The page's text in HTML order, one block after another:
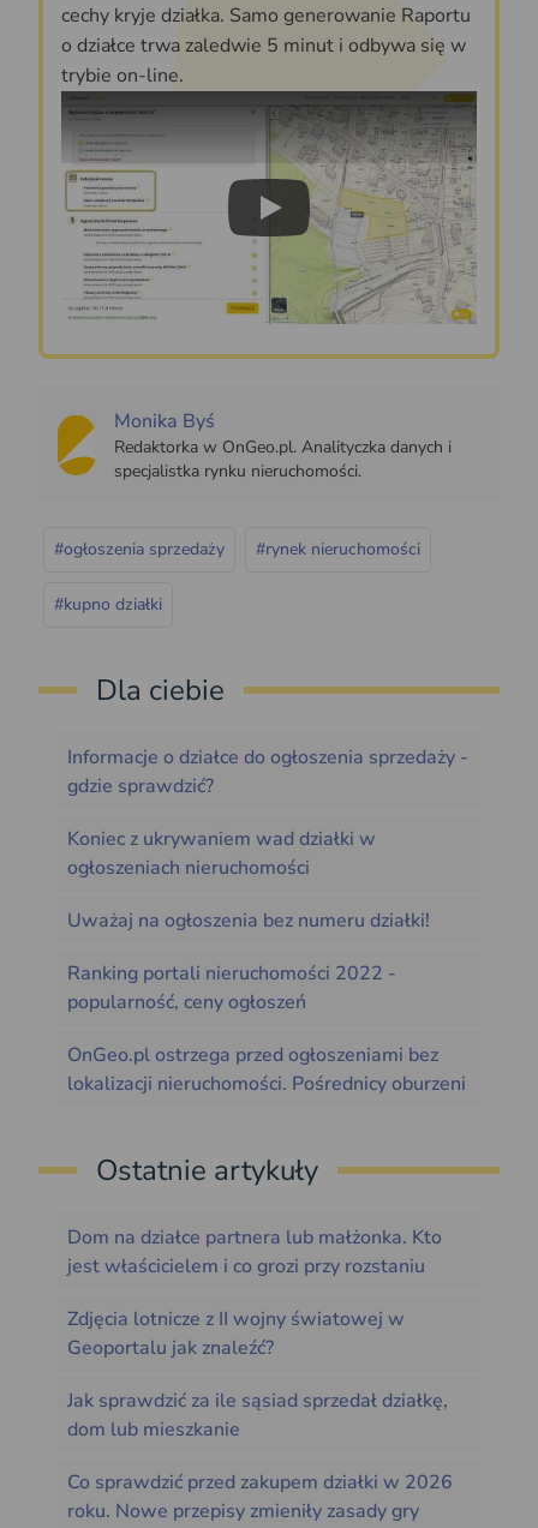
cechy kryje działka. Samo generowanie Raportu
o działce trwa zaledwie 5 minut i odbywa się w
trybie on-line.
Play
Monika Byś
Redaktorka w OnGeo.pl. Analityczka danych i
specjalistka rynku nieruchomości.
#ogłoszenia sprzedaży #rynek nieruchomości
#kupno działki
Dla ciebie
Informacje o działce do ogłoszenia sprzedaży -
gdzie sprawdzić?
Koniec z ukrywaniem wad działki w
ogłoszeniach nieruchomości
Uważaj na ogłoszenia bez numeru działki!
Ranking portali nieruchomości 2022 -
popularność, ceny ogłoszeń
OnGeo.pl ostrzega przed ogłoszeniami bez
lokalizacji nieruchomości. Pośrednicy oburzeni
Ostatnie artykuły
Dom na działce partnera lub małżonka. Kto
jest właścicielem i co grozi przy rozstaniu
Zdjęcia lotnicze z II wojny światowej w
Geoportalu jak znaleźć?
Jak sprawdzić za ile sąsiad sprzedał działkę,
dom lub mieszkanie
Co sprawdzić przed zakupem działki w 2026
roku. Nowe przepisy zmieniły zasady gry